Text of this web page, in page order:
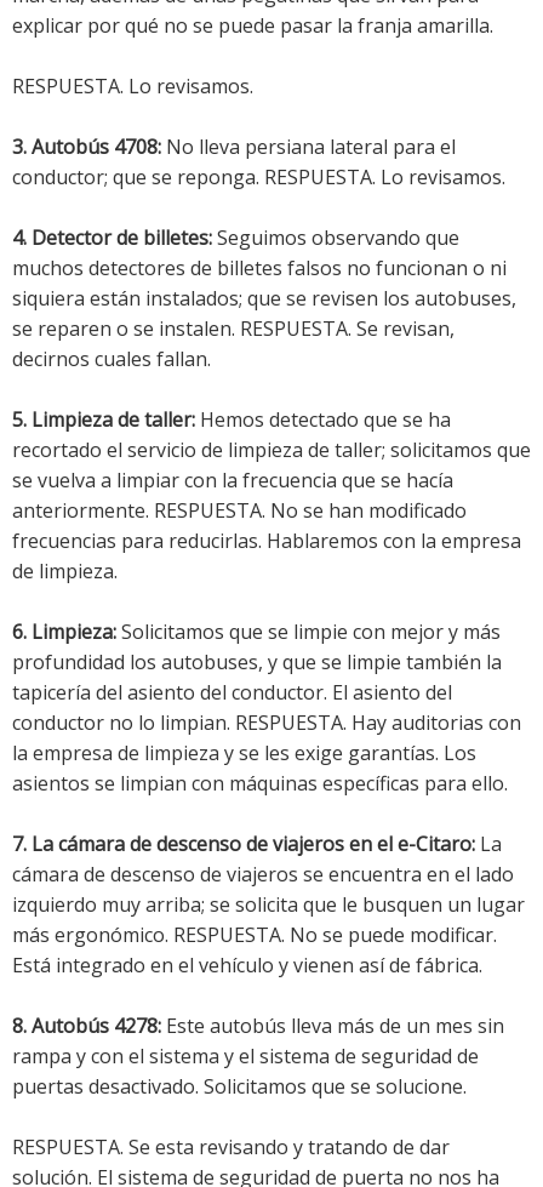
explicar por qué no se puede pasar la franja amarilla.
RESPUESTA. Lo revisamos.
3. Autobús 4708: No lleva persiana lateral para el
conductor; que se reponga. RESPUESTA. Lo revisamos.
4. Detector de billetes:Seguimos observando que
muchos detectores de billetes falsos no funcionan o ni
siquiera están instalados; que se revisen los autobuses,
se reparen o se instalen. RESPUESTA. Se revisan,
decirnos cuales fallan.
5. Limpieza de taller: Hemos detectado que se ha
recortado el servicio de limpieza de taller; solicitamos que
se vuelva a limpiar con la frecuencia que se hacía
anteriormente. RESPUESTA. No se han modificado
frecuencias para reducirlas. Hablaremos con la empresa
de limpieza.
6. Limpieza:Solicitamos que se limpie con mejor y más
profundidad los autobuses, y que se limpie también la
tapicería del asiento del conductor. El asiento del
conductor no lo limpian. RESPUESTA. Hay auditorias con
la empresa de limpieza y se les exige garantías. Los
asientos se limpian con máquinas específicas para ello.
7. La cámara de descenso de viajeros en el e-Citaro: La
cámara de descenso de viajeros se encuentra en el lado
izquierdo muy arriba; se solicita que le busquen un lugar
más ergonómico. RESPUESTA. No se puede modificar.
Está integrado en el vehículo y vienen así de fábrica.
8. Autobús 4278: Este autobús lleva más de un mes sin
rampa y con el sistema y el sistema de seguridad de
puertas desactivado. Solicitamos que se solucione.
RESPUESTA. Se esta revisando y tratando de dar
solución. El sistema de seguridad de puerta no nos ha